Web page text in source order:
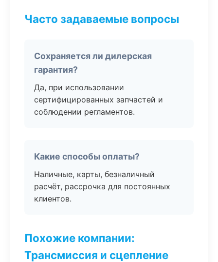
Часто задаваемые вопросы
Сохраняется ли дилерская
гарантия?
Да, при использовании
сертифицированных запчастей и
соблюдении регламентов.
Какие способы оплаты?
Наличные, карты, безналичный
расчёт, рассрочка для постоянных
клиентов.
Похожие компании:
Трансмиссия и сцепление